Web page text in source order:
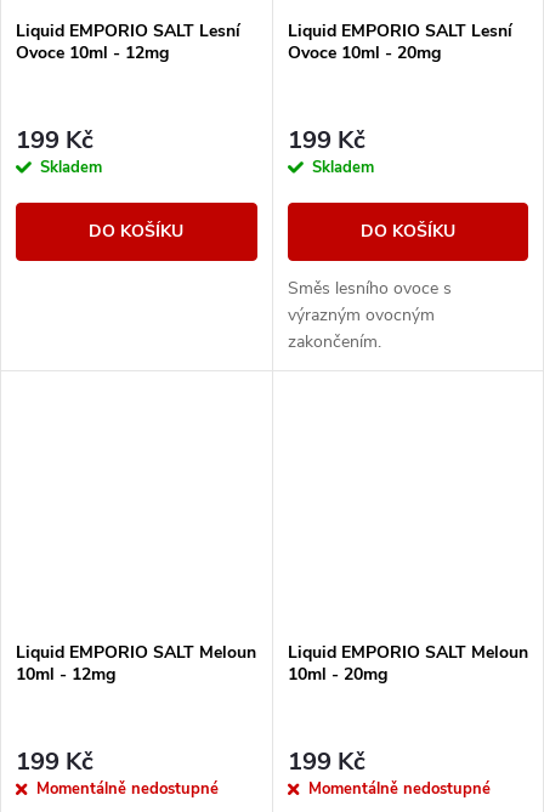
Liquid EMPORIO SALT Lesní
Ovoce 10ml - 12mg
199 Kč
Skladem
DO KOŠÍKU
Liquid EMPORIO SALT Lesní
Ovoce 10ml - 20mg
199 Kč
Skladem
DO KOŠÍKU
Směs lesního ovoce s
výrazným ovocným
zakončením.
Liquid EMPORIO SALT Meloun
10ml - 12mg
199 Kč
Momentálně nedostupné
Liquid EMPORIO SALT Meloun
10ml - 20mg
199 Kč
Momentálně nedostupné